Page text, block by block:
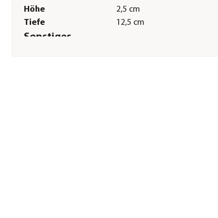
Höhe
2,5 cm
Tiefe
12,5 cm
Sonstiges